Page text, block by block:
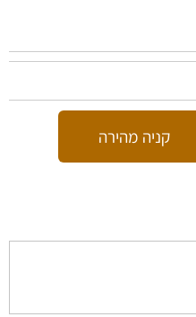
קניה מהירה